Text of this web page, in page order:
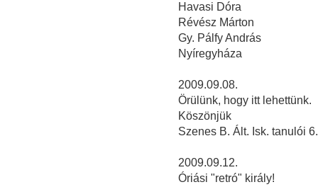
Havasi Dóra
Révész Márton
Gy. Pálfy András
Nyíregyháza
2009.09.08.
Örülünk, hogy itt lehettünk.
Köszönjük
Szenes B. Ált. Isk. tanulói
2009.09.12.
Óriási "retró" király!